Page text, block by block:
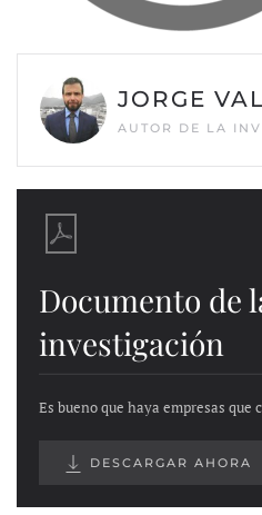
JORGE
AUTOR DE LA
Documento de
investigación
Es bueno que haya empresas que
DESCARGAR AHORA